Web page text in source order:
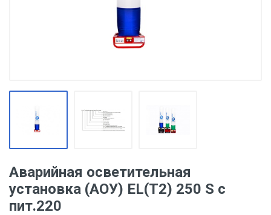
Аварийная осветительная
установка (АОУ) EL(T2) 250 S с
пит.220